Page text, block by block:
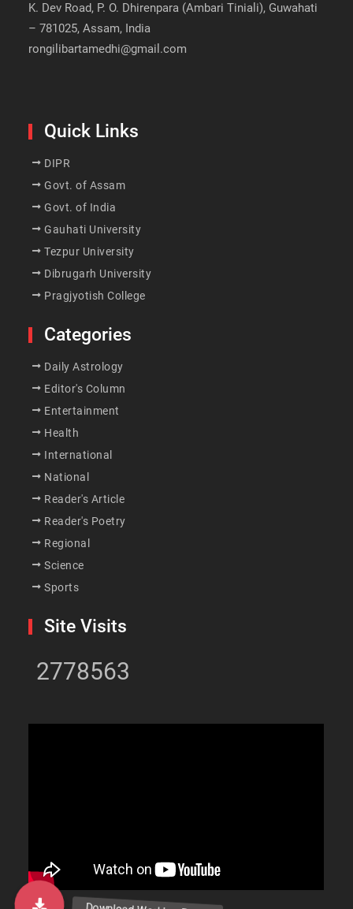
K. Dev Road, P. O. Dhirenpara (Ambari Tiniali), Guwahati
– 781025, Assam, India
rongilibartamedhi@gmail.com
Quick Links
DIPR
Govt. of Assam
Govt. of India
Gauhati University
Tezpur University
Dibrugarh University
Pragjyotish College
Categories
Daily Astrology
Editor's Column
Entertainment
Health
International
National
Reader's Article
Reader's Poetry
Regional
Science
Sports
Site Visits
2778563